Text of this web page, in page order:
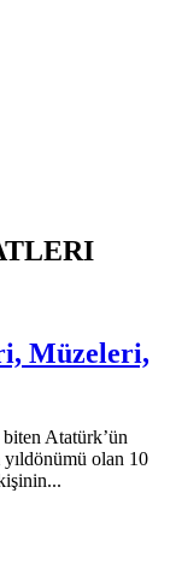
Müzeleri,
biten Atatürk’ün
yıldönümü olan 10